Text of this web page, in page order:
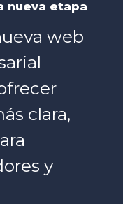
nueva etapa
web
clara,
y